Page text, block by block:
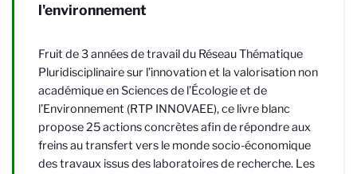
l'environnement
Fruit de 3 années de travail du Réseau Thématique
Pluridisciplinaire sur l’innovation et la valorisation non
académique en Sciences de l’Écologie et de
l’Environnement (RTP INNOVAEE), ce livre blanc
propose 25 actions concrètes afin de répondre aux
freins au transfert vers le monde socio-économique
des travaux issus des laboratoires de recherche. Les